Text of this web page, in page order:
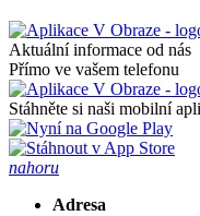
Aktuální informace od nás
Přímo ve vašem telefonu
Stáhněte si naši mobilní
nahoru
Adresa